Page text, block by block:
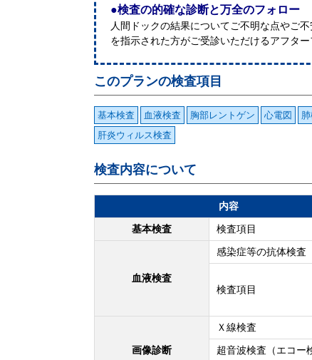
●検査の的確な診断と万全のフォロー
人間ドックの結果についてご不明な点やご
を指示された方がご受診いただけるアフタ
このプランの検査項目
基本検査 血液検査 胸部レントゲン 心電図
肝炎ウィルス検査
検査内容について
内容
基本検査
検査項目
血液検査
感染症等の抗体検査
検査項目
画像診断
Ｘ線検査
超音波検査（エコー